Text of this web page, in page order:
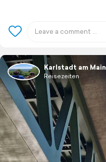
Karlstadt am Main
Reisezeiten